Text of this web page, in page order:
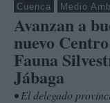
Cuenca Medio
Avanzan a
nuevo
Fauna
Jábaga
• El delegado